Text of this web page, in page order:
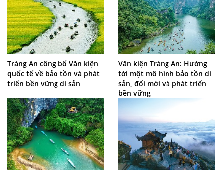
Tràng An công bố Văn kiện
quốc tế về bảo tồn và phát
triển bền vững di sản
Văn kiện Tràng An: Hướng
tới một mô hình bảo tồn di
sản, đổi mới và phát triển
bền vững